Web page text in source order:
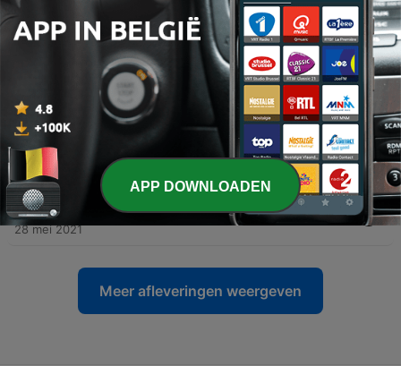
408 - Nova Classic : « Riot Radio » de The Dead 60’s
18 jun. 2021
Nova Classic : « Do you feel it ? » de Joe Cuba
11 jun. 2021
406 - Nova Classic : « See the Sun » de Les Gammas
04 jun. 2021
405 - Nova Classic : spécial Francis Bebey
28 mei 2021
Meer afleveringen weergeven
APP DOWNLOADEN